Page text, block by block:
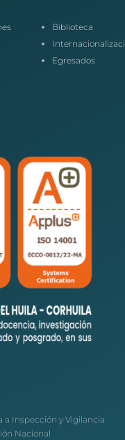
Biblioteca
Egresados
Inspección y Vigilancia
Nacional